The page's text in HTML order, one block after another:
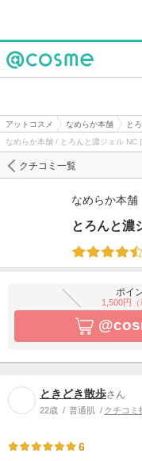
アットコスメ なめらか本舗 と
なめらか本舗 / とろんと濃ジェル NC
クチコミ一覧
なめらか本舗
とろんと濃
ポイ
1,500円
ときどき散歩さん
22歳 普通肌 クチコミ
6